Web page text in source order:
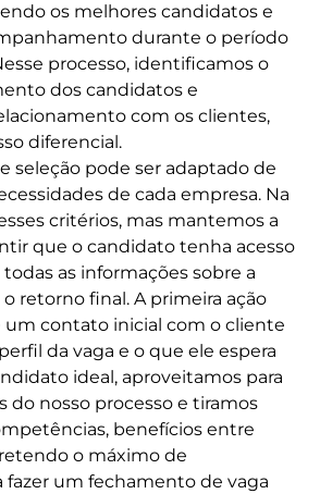
os melhores candidatos e
durante o período
processo, identificamos o
dos candidatos e
com os clientes,
diferencial.
seleção pode ser adaptado de
de cada empresa. Na
critérios, mas mantemos a
que o candidato tenha acesso
as informações sobre a
o retorno final. A primeira ação
um contato inicial com o cliente
da vaga e o que ele espera
ideal, aproveitamos para
do nosso processo e tiramos
benefícios entre
o máximo de
fazer um fechamento de vaga